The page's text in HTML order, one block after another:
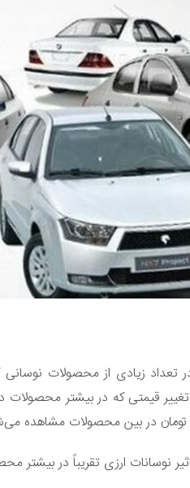
خودرو امروز ۲ بهمن ۱۴۰۳ در تعداد
قیمتی که در بیشتر
نوسانات ارزی تقریباً در بیشتر